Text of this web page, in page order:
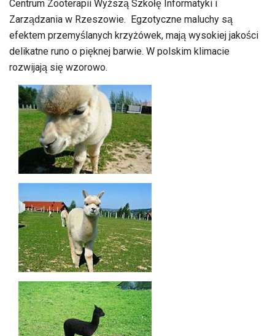
Centrum Zooterapii Wyższą Szkołę Informatyki i
Zarządzania w Rzeszowie. Egzotyczne maluchy są
efektem przemyślanych krzyżówek, mają wysokiej jakości
delikatne runo o pięknej barwie. W polskim klimacie
rozwijają się wzorowo.